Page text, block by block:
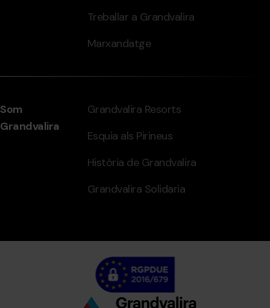
Treballar a Grandvalira
Marxandatge
Som
Grandvalira
Grandvalira Resorts
Esquia als Pirineus
Història de Grandvalira
Grandvalira Solidaria